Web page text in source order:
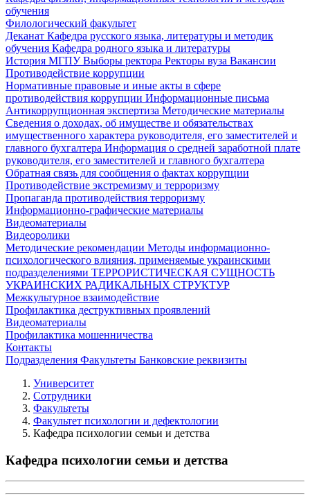
обучения
Филологический факультет
Деканат Кафедра русского языка, литературы и методик
обучения Кафедра родного языка и литературы
История МГПУВыборы ректора Ректоры вуза Вакансии
Противодействие коррупции
Нормативные правовые и иные акты в сфере
противодействия коррупции Информационные письма
Антикоррупционная экспертиза Методические материалы
Сведения о доходах, об имуществе и обязательствах
имущественного характера руководителя, его заместителей и
главного бухгалтера Информация о средней заработной плате
руководителя, его заместителей и главного бухгалтера
Обратная связь для сообщения о фактах коррупции
Противодействие экстремизму и терроризму
Пропаганда противодействия терроризму
Информационно-графические материалы
Видеоматериалы
Видеоролики
Методические рекомендации Методы информационно-
психологического влияния, применяемые украинскими
подразделениями ТЕРРОРИСТИЧЕСКАЯ СУЩНОСТЬ
УКРАИНСКИХ РАДИКАЛЬНЫХ СТРУКТУР
Межкультурное взаимодействие
Профилактика деструктивных проявлений
Видеоматериалы
Профилактика мошенничества
Контакты
Подразделения Факультеты Банковские реквизиты
Университет
Сотрудники
Факультеты
Факультет психологии и дефектологии
Кафедра психологии семьи и детства
Кафедра психологии семьи и детства